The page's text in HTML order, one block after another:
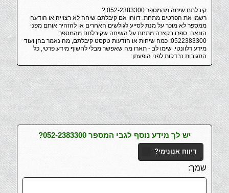
קיבלתם שיחה מהמספר 052-2383300 ?
רשמו את הפרטים מתחת. דווחו אם קיבלתם שיחה לא רצוייה או הודעה
ממספר לא מוכר על מנת לסייע לגולשים האחרים או להזהיר אותם מפני
הונאה. ספרו בקצרה מתחת על השיחה שקיבלתם מהמספר
0522383300: כמה שיחות או הודעות טקסט קיבלתם, מה נאמר בהן ועוד
מידע רלוונטי. שימו לב - תארו מה שאפשר מבלי לחשוף מידע פרטי, כל
התגובות נבדקות לפני הופעתן.
יש לך מידע נוסף לגבי המספר 052-2383300?
דיווח אנונימי?
שמך: